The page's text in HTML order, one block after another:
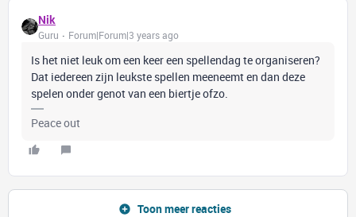
Nik
Guru Forum|Forum|3 years ago
Is het niet leuk om een keer een spellendag te organiseren?
Dat iedereen zijn leukste spellen meeneemt en dan deze
spelen onder genot van een biertje ofzo.
Peace out
Toon meer reacties